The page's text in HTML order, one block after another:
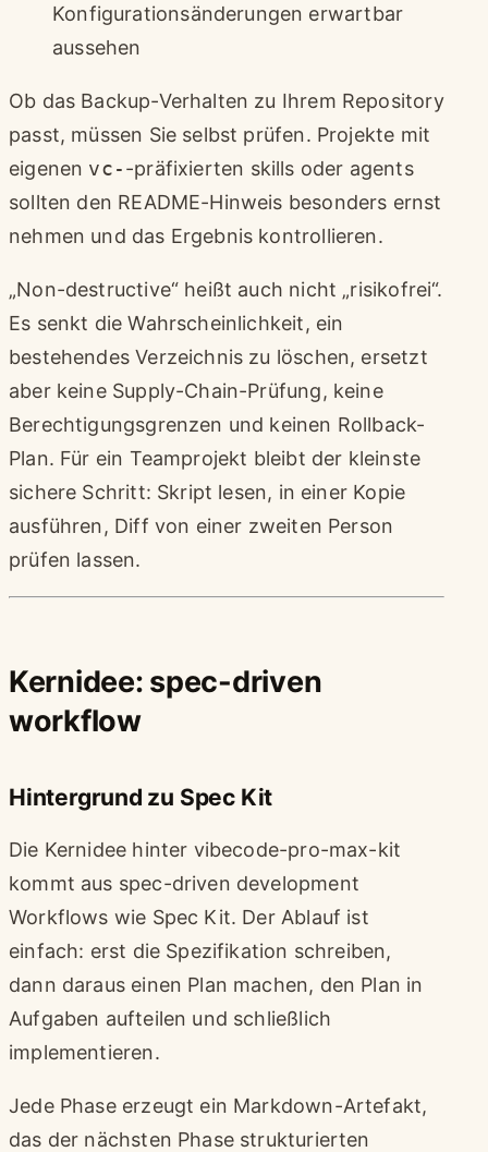
Konfigurationsänderungen erwartbar
aussehen
Ob das Backup-Verhalten zu Ihrem Repository
passt, müssen Sie selbst prüfen. Projekte mit
eigenen vc--präfixierten skills oder agents
sollten den README-Hinweis besonders ernst
nehmen und das Ergebnis kontrollieren.
„Non-destructive“ heißt auch nicht „risikofrei“.
Es senkt die Wahrscheinlichkeit, ein
bestehendes Verzeichnis zu löschen, ersetzt
aber keine Supply-Chain-Prüfung, keine
Berechtigungsgrenzen und keinen Rollback-
Plan. Für ein Teamprojekt bleibt der kleinste
sichere Schritt: Skript lesen, in einer Kopie
ausführen, Diff von einer zweiten Person
prüfen lassen.
Kernidee: spec-driven
workflow
Hintergrund zu Spec Kit
Die Kernidee hinter vibecode-pro-max-kit
kommt aus spec-driven development
Workflows wie Spec Kit. Der Ablauf ist
einfach: erst die Spezifikation schreiben,
dann daraus einen Plan machen, den Plan in
Aufgaben aufteilen und schließlich
implementieren.
Jede Phase erzeugt ein Markdown-Artefakt,
das der nächsten Phase strukturierten